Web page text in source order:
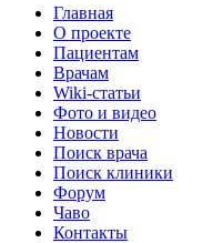
Главная
О проекте
Пациентам
Врачам
Wiki-статьи
Фото и видео
Новости
Поиск врача
Поиск клиники
Форум
Чаво
Контакты